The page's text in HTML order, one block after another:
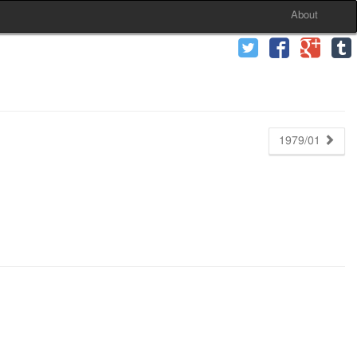
About
1979/01